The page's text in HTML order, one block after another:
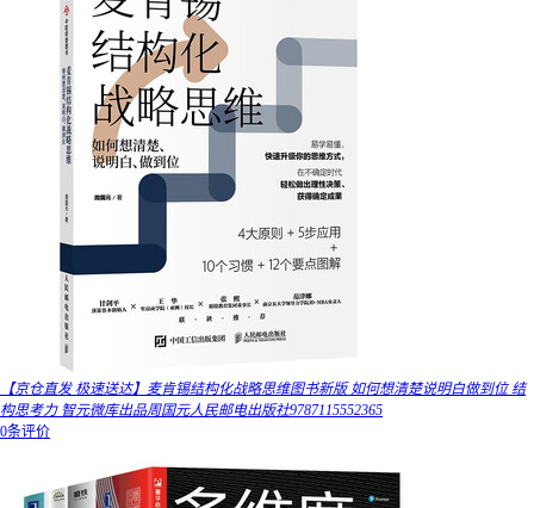
【京仓直发 极速送达】麦肯锡结构化战略思维图书新版 如何想清楚说明白做到位 结
构思考力 智元微库出品周国元人民邮电出版社9787115552365
0条评价